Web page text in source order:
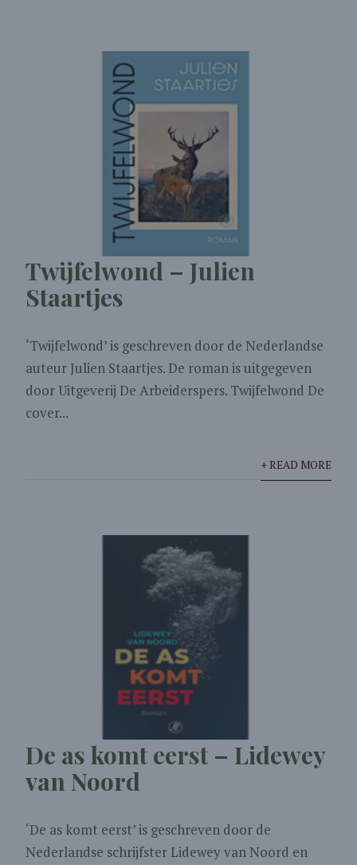
Twijfelwond – Julien
Staartjes
‘Twijfelwond’ is geschreven door de Nederlandse
auteur Julien Staartjes. De roman is uitgegeven
door Uitgeverij De Arbeiderspers. Twijfelwond De
cover...
+ READ MORE
De as komt eerst – Lidewey
van Noord
‘De as komt eerst’ is geschreven door de
Nederlandse schrijfster Lidewey van Noord en